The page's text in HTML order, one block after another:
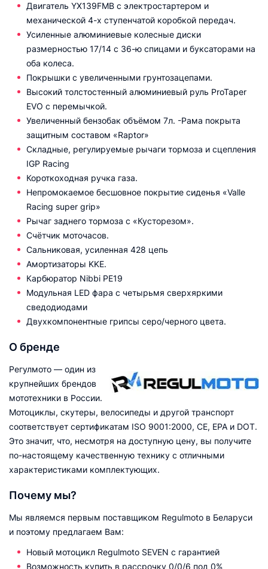
Двигатель YX139FMB c электростартером и
механической 4-х ступенчатой коробкой передач.
Усиленные алюминиевые колесные диски
размерностью 17/14 с 36-ю спицами и буксаторами на
оба колеса.
Покрышки c увеличенными грунтозацепами.
Высокий толстостенный алюминиевый руль ProTaper
EVO с перемычкой.
Увеличенный бензобак объёмом 7л. -Рама покрыта
защитным составом «Raptor»
Складные, регулируемые рычаги тормоза и сцепления
IGP Racing
Короткоходная ручка газа.
Непромокаемое бесшовное покрытие сиденья «Valle
Racing super grip»
Рычаг заднего тормоза с «Кусторезом».
Счётчик моточасов.
Сальниковая, усиленная 428 цепь
Амортизаторы KKE.
Карбюратор Nibbi PE19
Модульная LED фара с четырьмя сверхяркими
сведодиодами
Двухкомпонентные грипсы серо/черного цвета.
О бренде
Регулмото — один из
крупнейших брендов
мототехники в России.
Мотоциклы, скутеры, велосипеды и другой транспорт
соответствует сертификатам ISO 9001:2000, CE, EPA и DOT.
Это значит, что, несмотря на доступную цену, вы получите
по-настоящему качественную технику с отличными
характеристиками комплектующих.
Почему мы?
Мы являемся первым поставщиком Regulmoto в Беларуси
и поэтому предлагаем Вам:
Новый мотоцикл Regulmoto SEVEN с гарантией
Возможность купить в рассрочку 0/0/6 под 0%